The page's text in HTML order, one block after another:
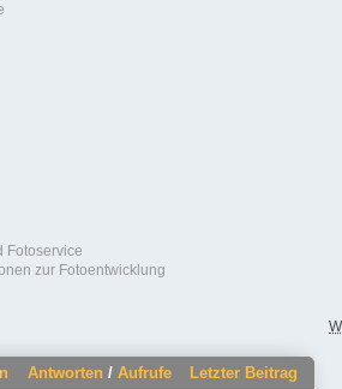
Fotoservice
zur Fotoentwicklung
Antworten / Aufrufe
Letzter Beitrag